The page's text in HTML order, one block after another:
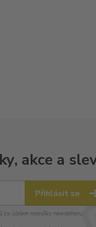
akce a
Přihlásit se
za účelem rozesílky newsletteru.